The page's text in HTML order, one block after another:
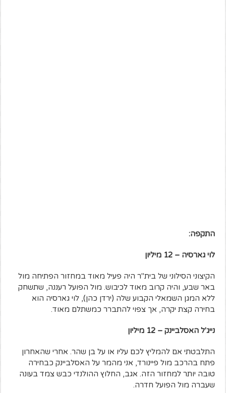
התקפה:
לוי גארסיה – 12 מיליון
הקיצוני הסילוני של בית"ר היה פעיל מאוד במחזור הפתיחה מול
באר שבע, והיה קרוב מאוד לכיבוש. מול הפועל רעננה, שתשחק
ללא המגן השמאלי הקבוע שלה (ירדן כהן), לוי גארסיה הוא
בחירה קצת יקרה, אך צפוי להתברר כמשתלם מאוד.
נייג'ל האסלביינק – 12 מיליון
התלבטתי אם להמליץ לכם עליו או על בן שהר. אחרי שהאחרון
פתח בהרכב מול פיינורד, אני מהמר על האסלביינק כבחירה
טובה יותר למחזור הזה. אגב, החלוץ ההולנדי כבש צמד בעונה
שעברה מול הפועל חדרה.